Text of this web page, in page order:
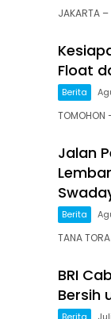
JAKARTA
Float
Berita
Jalan
Berita
TANA
BRI
Bersih